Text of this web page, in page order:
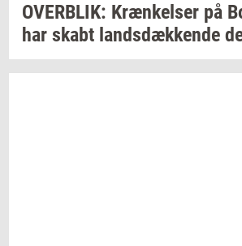
OVER­BLIK: Kræn­kel­ser på
har skabt lands­dæk­ken­de